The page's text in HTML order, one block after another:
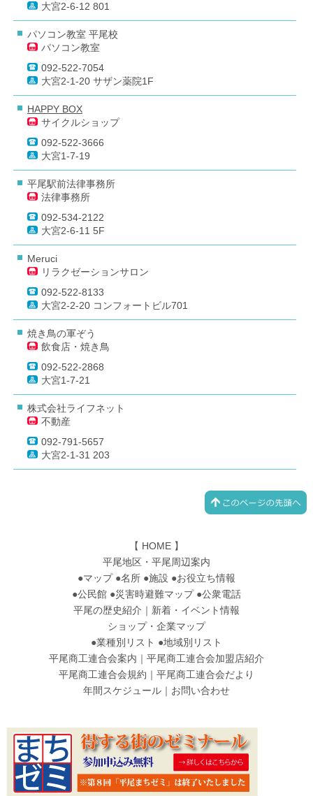
大宮2-6-12 801
パソコン教室 平尾校
パソコン教室
092-522-7054
大宮2-1-20 サザン薬院1F
HAPPY BOX
サイクルショップ
092-522-3666
大宮1-7-19
平尾駅前法律事務所
法律事務所
092-534-2122
大宮2-6-11 5F
Meruci
リラクゼーションサロン
092-522-8133
大宮2-2-20 コンフォートビル701
焼き鳥の軍ぞう
飲食店・焼き鳥
092-522-2868
大宮1-7-21
株式会社ライフネット
不動産
092-791-5657
大宮2-1-31 203
【 HOME】
平尾地区・平尾周辺案内
●マップ●名所●施設 ●お役立ち情報
●公民館●災害時避難マップ●公衆電話
平尾の歴史紹介 ｜ 新着・イベント情報
ショップ・企業マップ
●業種別リスト ●地域別リスト
平尾商工連合会案内 ｜ 平尾商工連合会加盟店紹介
平尾商工連合会規約 ｜ 平尾商工連合会だより
年間スケジュール｜ お問い合わせ